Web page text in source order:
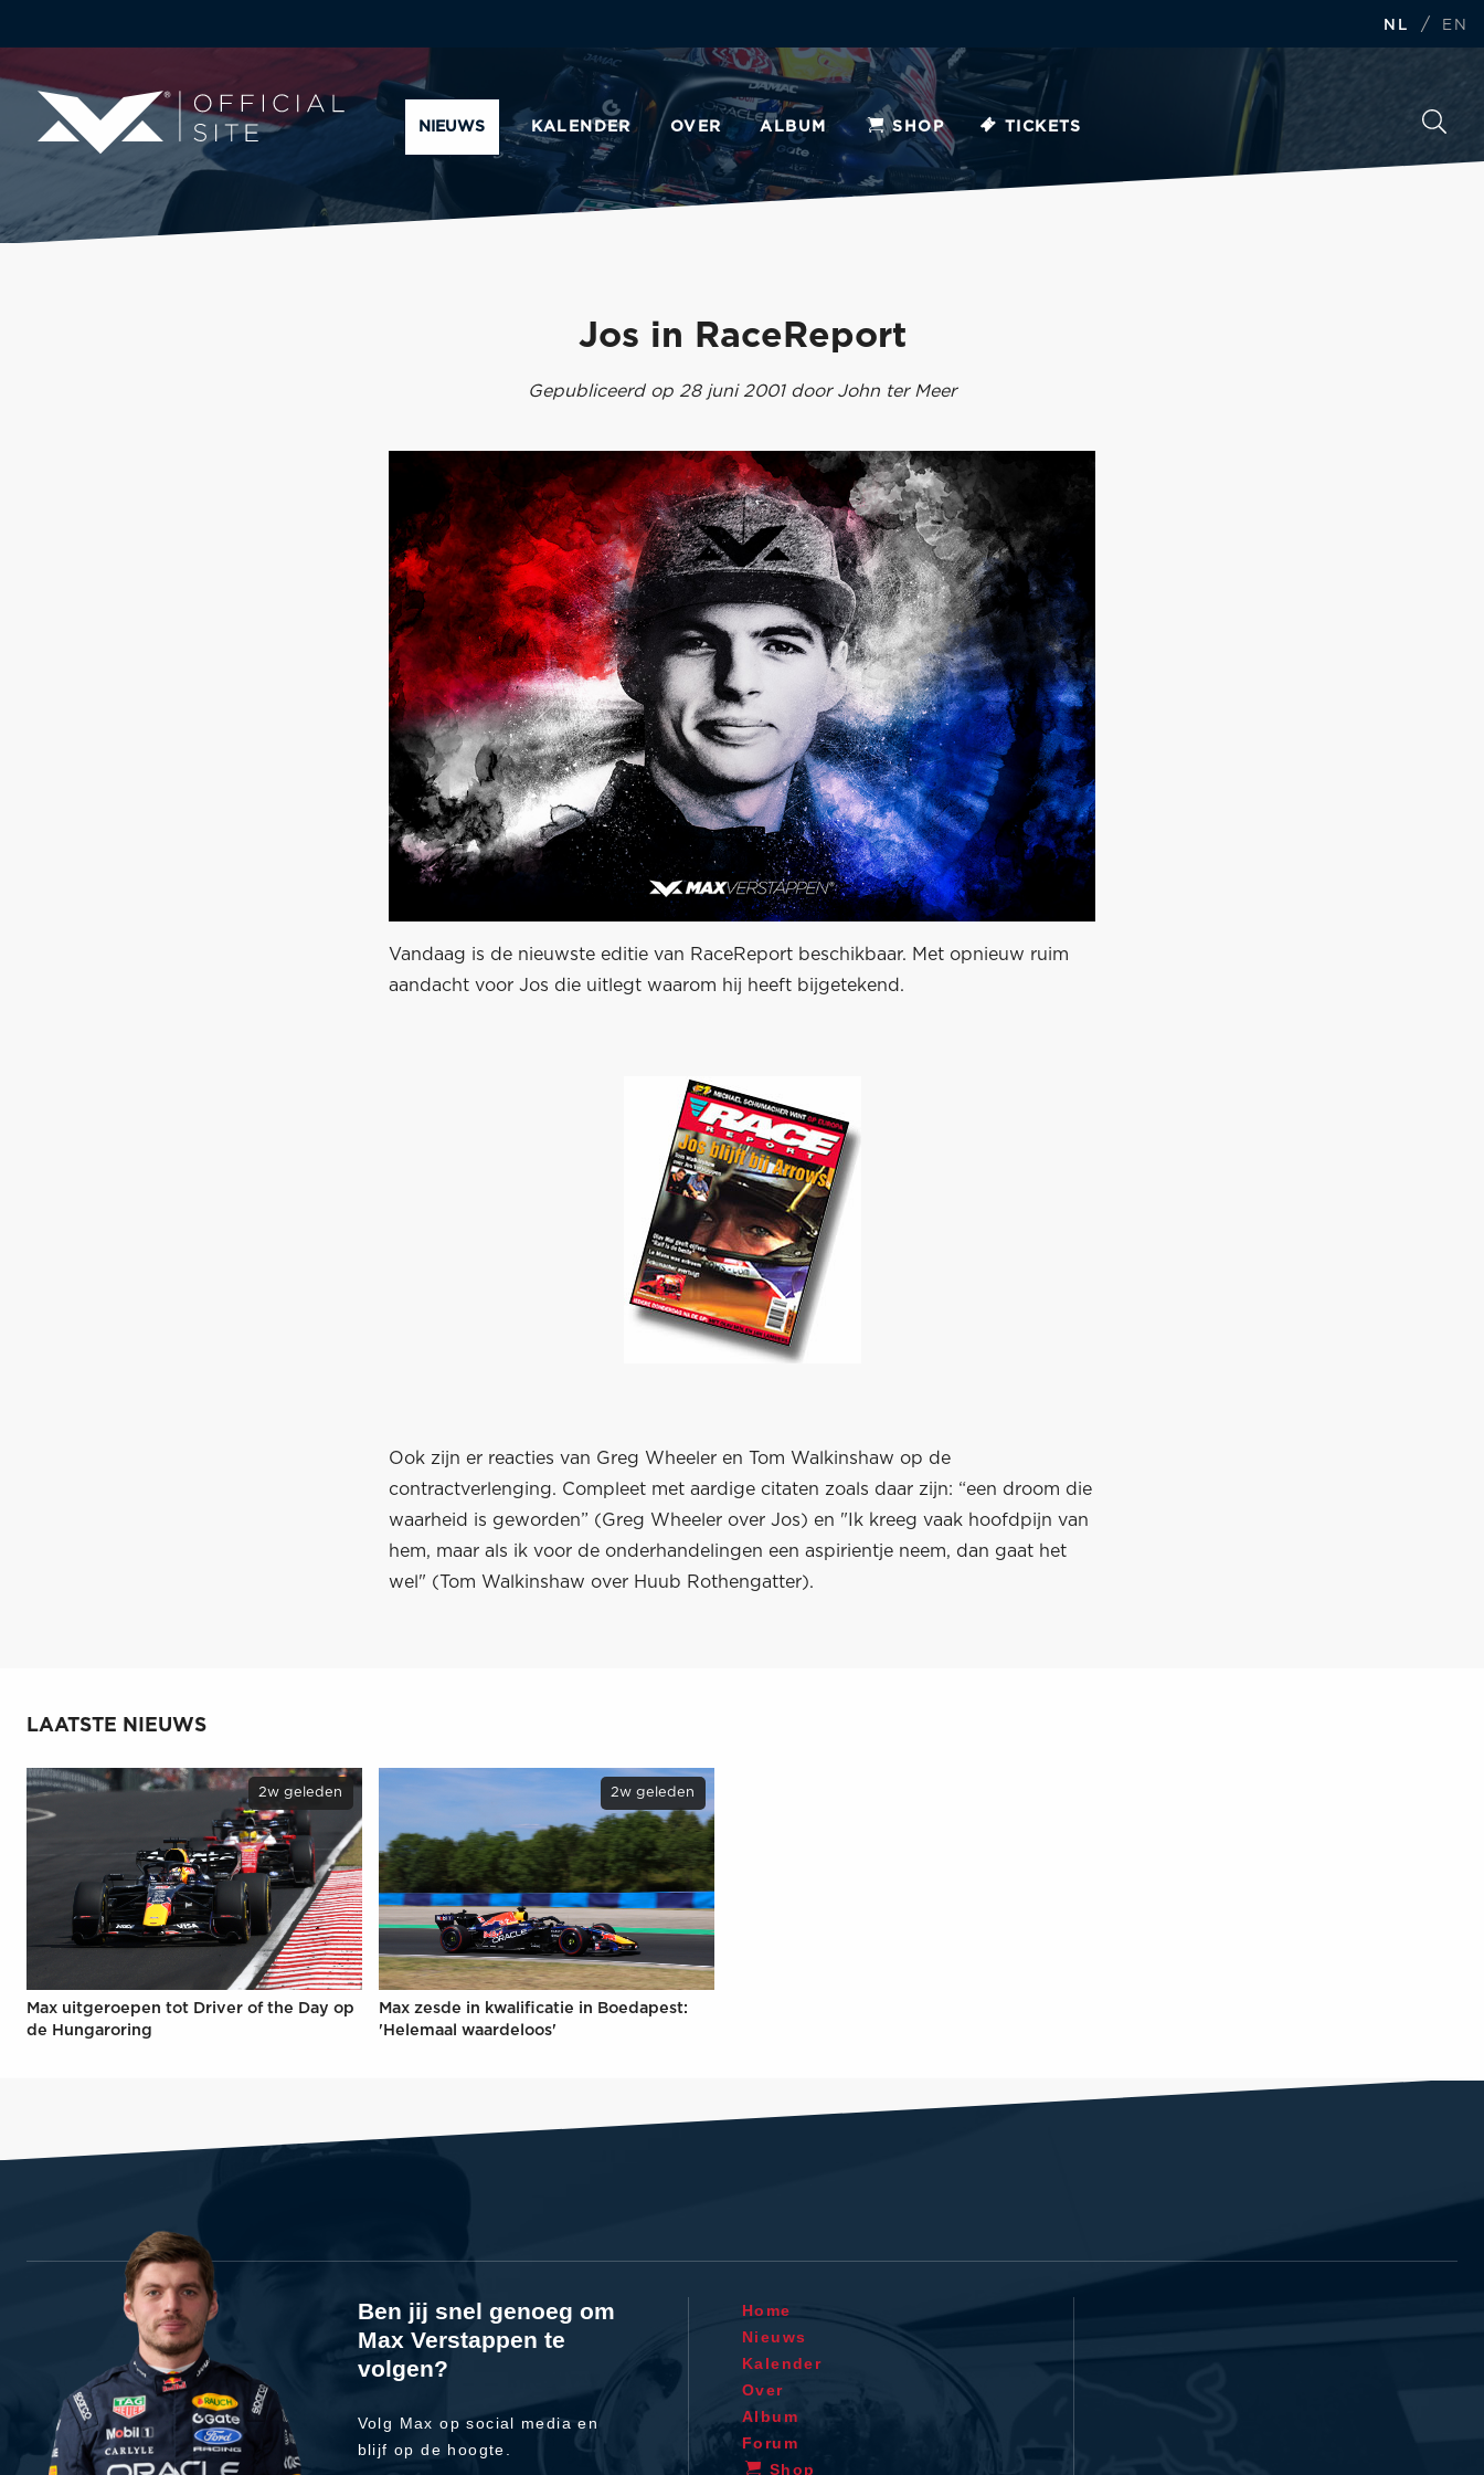
NL / EN
NIEUWS KALENDER OVER ALBUM SHOP TICKETS
Jos in RaceReport
Gepubliceerd op 28 juni 2001 door John ter Meer
Vandaag is de nieuwste editie van RaceReport beschikbaar. Met opnieuw ruim
aandacht voor Jos die uitlegt waarom hij heeft bijgetekend.
Ook zijn er reacties van Greg Wheeler en Tom Walkinshaw op de
contractverlenging. Compleet met aardige citaten zoals daar zijn: “een droom die
waarheid is geworden” (Greg Wheeler over Jos) en "Ik kreeg vaak hoofdpijn van
hem, maar als ik voor de onderhandelingen een aspirientje neem, dan gaat het
wel" (Tom Walkinshaw over Huub Rothengatter).
LAATSTE NIEUWS
2w geleden
Max uitgeroepen tot Driver of the Day op
de Hungaroring
2w geleden
Max zesde in kwalificatie in Boedapest:
'Helemaal waardeloos'
Ben jij snel genoeg om
Max Verstappen te
volgen?
Volg Max op social media en
blijf op de hoogte.
Home
Nieuws
Kalender
Over
Album
Forum
Shop